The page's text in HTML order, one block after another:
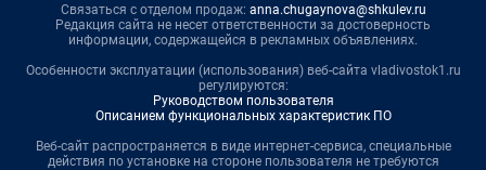
Связаться с отделом продаж: anna.chugaynova@shkulev.ru
Редакция сайта не несет ответственности за достоверность
информации, содержащейся в рекламных объявлениях.
Особенности эксплуатации (использования) веб-сайта vladivostok1.ru
регулируются:
Руководством пользователя
Описанием функциональных характеристик ПО
Веб-сайт распространяется в виде интернет-сервиса, специальные
действия по установке на стороне пользователя не требуются